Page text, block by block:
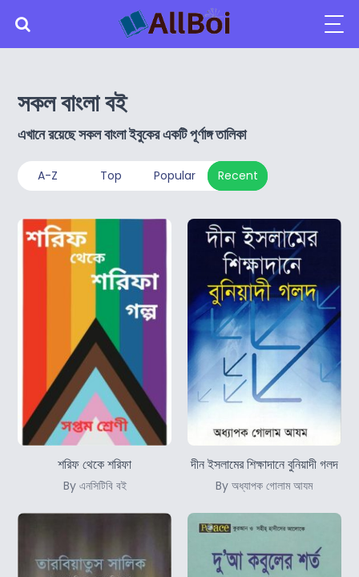
সকল বাংলা বই
এখানে রয়েছে সকল বাংলা ইবুকের একটি পূর্ণাঙ্গ তালিকা
A-Z Top Popular Recent
শরিফ থেকে শরিফা
By এনসিটিবি বই
দীন ইসলামের শিক্ষাদানে বুনিয়াদী গলদ
By অধ্যাপক গোলাম আযম